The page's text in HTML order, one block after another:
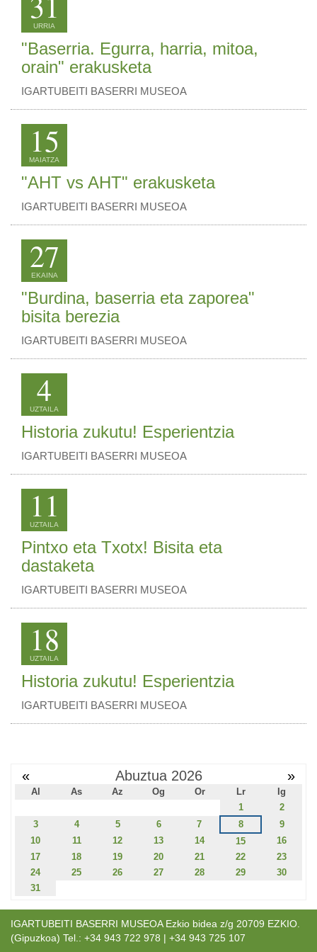
URRIA
"Baserria. Egurra, harria, mitoa,
orain" erakusketa
IGARTUBEITI BASERRI MUSEOA
15
MAIATZA
"AHT vs AHT" erakusketa
IGARTUBEITI BASERRI MUSEOA
27
EKAINA
"Burdina, baserria eta zaporea"
bisita berezia
IGARTUBEITI BASERRI MUSEOA
4
UZTAILA
Historia zukutu! Esperientzia
IGARTUBEITI BASERRI MUSEOA
11
UZTAILA
Pintxo eta Txotx! Bisita eta
dastaketa
IGARTUBEITI BASERRI MUSEOA
18
UZTAILA
Historia zukutu! Esperientzia
IGARTUBEITI BASERRI MUSEOA
« Abuztua 2026 »
Al As Az Og Or Lr
Ig
1
2
3
4 5 6 7 8
9
10
11 12 13 14 15
16
17
18 19 20 21 22
23
24
25 26 27 28 29
30
31
IGARTUBEITI BASERRI MUSEOA Ezkio bidea z/g 20709 EZKIO.
(Gipuzkoa) Tel.: +34 943 722 978 | +34 943 725 107